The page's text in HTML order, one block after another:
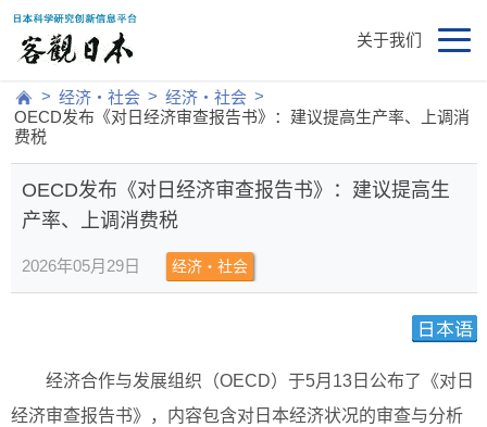
关于我们
> 经济・社会 > 经济・社会 >
OECD发布《对日经济审查报告书》：建议提高生产率、上调消
费税
OECD发布《对日经济审查报告书》：建议提高生
产率、上调消费税
2026年05月29日 经济・社会
经济合作与发展组织（OECD）于5月13日公布了《对日
经济审查报告书》，内容包含对日本经济状况的审查与分析